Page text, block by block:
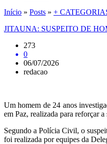
Início » Posts » +
JITAUNA: SUSPEITO DE
273
0
06/07/2026
redacao
Um homem de 24 anos
em Paz, realizada para reforçar
Segundo a Polícia Civil, o
foi realizada por equipes da